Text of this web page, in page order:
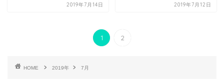
2019年7月14日 2019年7月12日
1 2
HOME 2019年 7月